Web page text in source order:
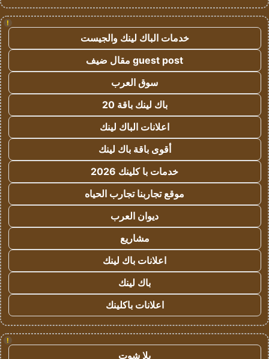
!
خدمات الباك لينك والجيست
guest post مقال ضيف
سوق العرب
باك لينك باقة 20
اعلانات الباك لينك
أقوى باقة باك لينك
خدمات با كلينك 2026
موقع تجاربنا تجارب الحياه
ديوان العرب
مشاريع
اعلانات باك لينك
باك لينك
اعلانات باكلينك
!
يلا شوت